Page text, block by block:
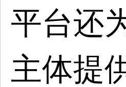
平台还
主体提